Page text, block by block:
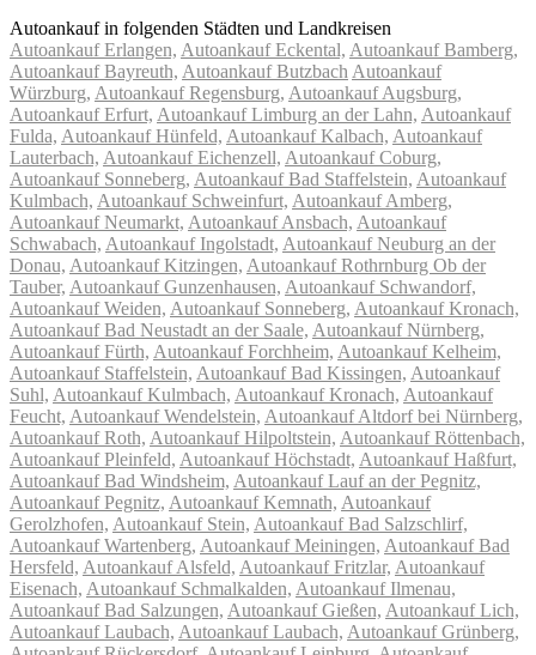
Autoankauf in folgenden Städten und Landkreisen
Autoankauf Erlangen, Autoankauf Eckental, Autoankauf Bamberg,
Autoankauf Bayreuth, Autoankauf Butzbach Autoankauf
Würzburg, Autoankauf Regensburg, Autoankauf Augsburg,
Autoankauf Erfurt, Autoankauf Limburg an der Lahn, Autoankauf
Fulda, Autoankauf Hünfeld, Autoankauf Kalbach, Autoankauf
Lauterbach, Autoankauf Eichenzell, Autoankauf Coburg,
Autoankauf Sonneberg, Autoankauf Bad Staffelstein, Autoankauf
Kulmbach, Autoankauf Schweinfurt, Autoankauf Amberg,
Autoankauf Neumarkt, Autoankauf Ansbach, Autoankauf
Schwabach, Autoankauf Ingolstadt, Autoankauf Neuburg an der
Donau, Autoankauf Kitzingen, Autoankauf Rothrnburg Ob der
Tauber, Autoankauf Gunzenhausen, Autoankauf Schwandorf,
Autoankauf Weiden, Autoankauf Sonneberg, Autoankauf Kronach,
Autoankauf Bad Neustadt an der Saale, Autoankauf Nürnberg,
Autoankauf Fürth, Autoankauf Forchheim, Autoankauf Kelheim,
Autoankauf Staffelstein, Autoankauf Bad Kissingen, Autoankauf
Suhl, Autoankauf Kulmbach, Autoankauf Kronach, Autoankauf
Feucht, Autoankauf Wendelstein, Autoankauf Altdorf bei Nürnberg,
Autoankauf Roth, Autoankauf Hilpoltstein, Autoankauf Röttenbach,
Autoankauf Pleinfeld, Autoankauf Höchstadt, Autoankauf Haßfurt,
Autoankauf Bad Windsheim, Autoankauf Lauf an der Pegnitz,
Autoankauf Pegnitz, Autoankauf Kemnath, Autoankauf
Gerolzhofen, Autoankauf Stein, Autoankauf Bad Salzschlirf,
Autoankauf Wartenberg, Autoankauf Meiningen, Autoankauf Bad
Hersfeld, Autoankauf Alsfeld, Autoankauf Fritzlar, Autoankauf
Eisenach, Autoankauf Schmalkalden, Autoankauf Ilmenau,
Autoankauf Bad Salzungen, Autoankauf Gießen, Autoankauf Lich,
Autoankauf Laubach, Autoankauf Laubach, Autoankauf Grünberg,